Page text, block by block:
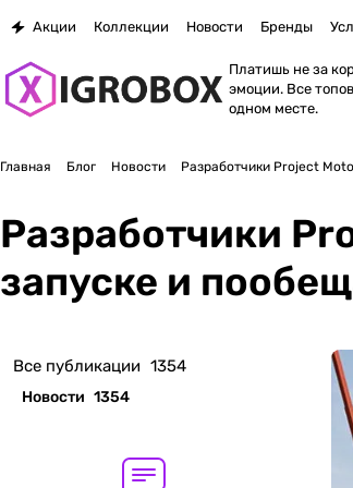
Акции Коллекции Новости Бренды
Платишь не за
эмоции. Все
одном месте.
Главная Блог Новости Разработчики Project
Разработчики
запуске и
Все публикации 1354
Новости 1354